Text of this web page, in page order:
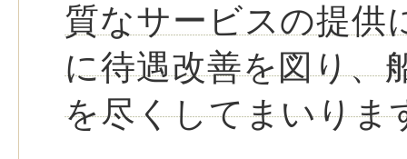
質なサービスの提供
に待遇改善を図り、
を尽くしてまいりま